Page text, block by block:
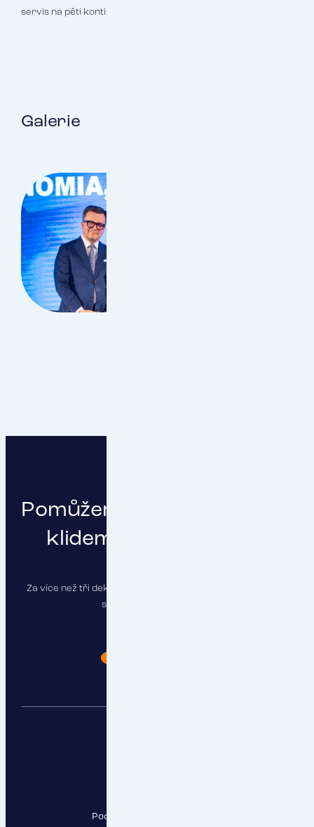
servis na pěti kontinentech.
Galerie
Pomůžeme vám podnikat s
klidem a čistou hlavou
Za více než tři dekády jsme pojistili stovky firem a najdeme
správné řešení i pro vás.
Pod Krčským lesem 2016/22,